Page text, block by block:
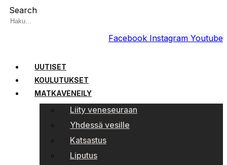
Search
Facebook Instagram Youtube
UUTISET
KOULUTUKSET
MATKAVENEILY
Liity veneseuraan
Yhdessä vesille
Katsastus
Liputus